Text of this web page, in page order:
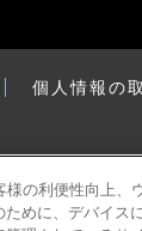
個人情報の
様の利便性向上、
めに、デバイス